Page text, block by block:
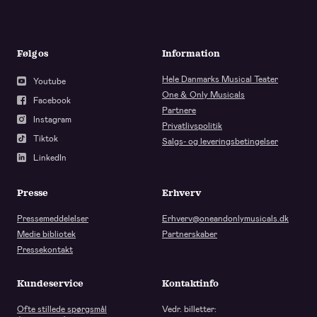
Følg os
Youtube
Facebook
Instagram
Tiktok
LinkedIn
Information
Hele Danmarks Musical Teater
One & Only Musicals
Partnere
Privatlivspolitik
Salgs- og leveringsbetingelser
Presse
Pressemeddelelser
Medie bibliotek
Pressekontakt
Erhverv
Erhverv@oneandonlymusicals.dk
Partnerskaber
Kundeservice
Ofte stillede spørgsmål
Kontaktinfo
Vedr. billetter: